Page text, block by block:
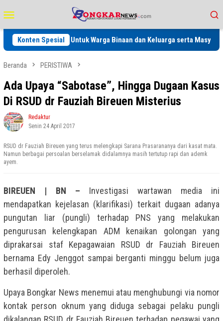
ke
kontenMobile
Konten Spesial
Gratis Untuk Warga Binaan dan Keluarga serta Masyarakat
Beranda PERISTIWA
Ada Upaya “Sabotase”, Hingga Dugaan Kasus
Di RSUD dr Fauziah Bireuen Misterius
Redaktur
Senin 24 April 2017
RSUD dr Fauziah Bireuen yang terus melengkapi Sarana Prasarananya dari kasat mata.
Namun berbagai persoalan berselamak didalamnya masih tertutup rapi dan ademk
ayem.
BIREUEN | BN – Investigasi wartawan media ini
mendapatkan kejelasan (klarifikasi) terkait dugaan adanya
pungutan liar (pungli) terhadap PNS yang melakukan
pengurusan kelengkapan ADM kenaikan golongan yang
diprakarsai staf Kepagawaian RSUD dr Fauziah Bireuen
bernama Edy Jenggot sampai berganti minggu belum juga
berhasil diperoleh.
Upaya Bongkar News menemui atau menghubungi via nomor
kontak person oknum yang diduga sebagai pelaku pungli